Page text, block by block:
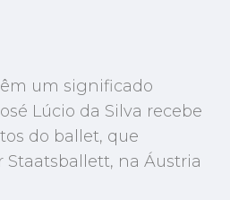
um significado
Lúcio da Silva recebe
do ballet, que
na Áustria